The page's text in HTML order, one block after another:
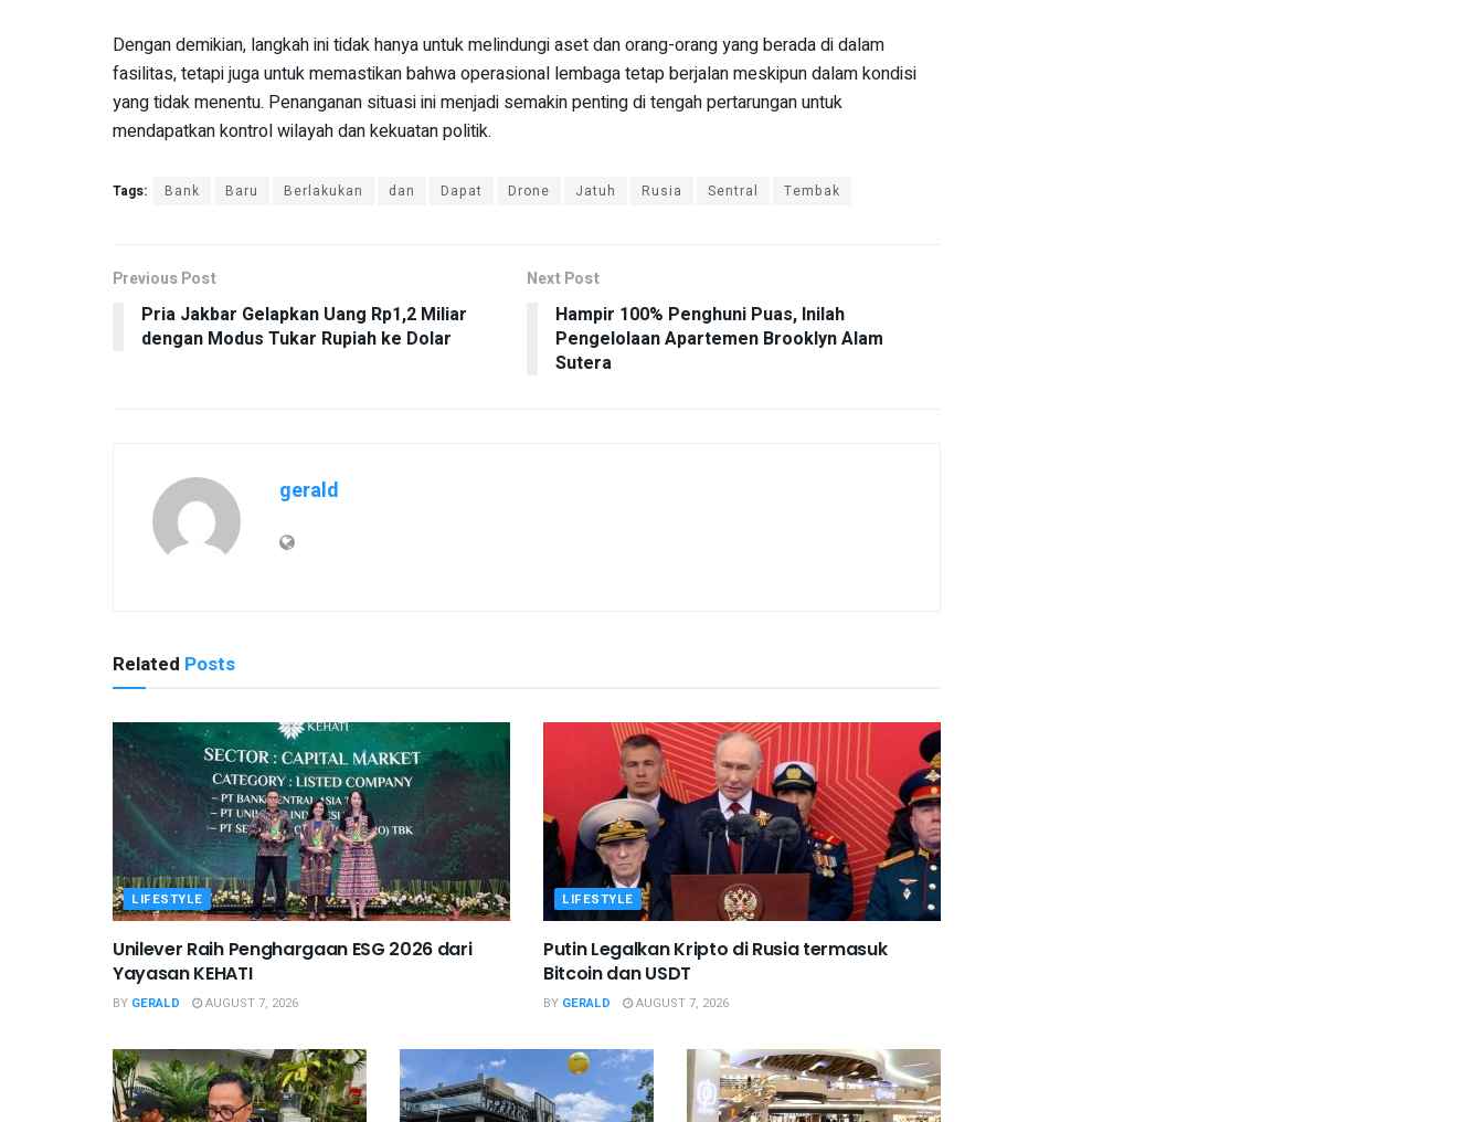
Dengan demikian, langkah ini tidak hanya untuk melindungi aset dan orang-orang yang berada di dalam
fasilitas, tetapi juga untuk memastikan bahwa operasional lembaga tetap berjalan meskipun dalam kondisi
yang tidak menentu. Penanganan situasi ini menjadi semakin penting di tengah pertarungan untuk
mendapatkan kontrol wilayah dan kekuatan politik.
Tags: Bank Baru Berlakukan dan Dapat Drone Jatuh Rusia Sentral Tembak
Previous Post
Pria Jakbar Gelapkan Uang Rp1,2 Miliar
dengan Modus Tukar Rupiah ke Dolar
Next Post
Hampir 100% Penghuni Puas, Inilah
Pengelolaan Apartemen Brooklyn Alam
Sutera
gerald
Related Posts
LIFESTYLE
Unilever Raih Penghargaan ESG 2026 dari
Yayasan KEHATI
BY GERALD AUGUST 7, 2026
LIFESTYLE
Putin Legalkan Kripto di Rusia termasuk
Bitcoin dan USDT
BY GERALD AUGUST 7, 2026